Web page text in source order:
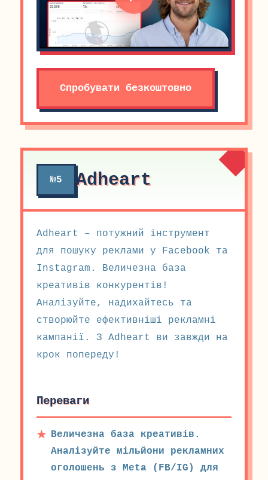
Спробувати безкоштовно
№5 Adheart
Adheart – потужний інструмент
для пошуку реклами у Facebook та
Instagram. Величезна база
креативів конкурентів!
Аналізуйте, надихайтесь та
створюйте ефективніші рекламні
кампанії. З Adheart ви завжди на
крок попереду!
Переваги
Величезна база креативів.
Аналізуйте мільйони рекламних
оголошень з Meta (FB/IG) для